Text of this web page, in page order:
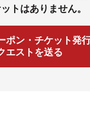
トはありません。
ポン・チケット発
エストを送る